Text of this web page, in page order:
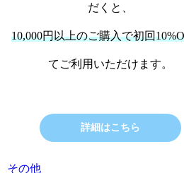
だくと、
10,000円以上のご購入で初回
てご利用いただけます。
詳細はこちら
その他